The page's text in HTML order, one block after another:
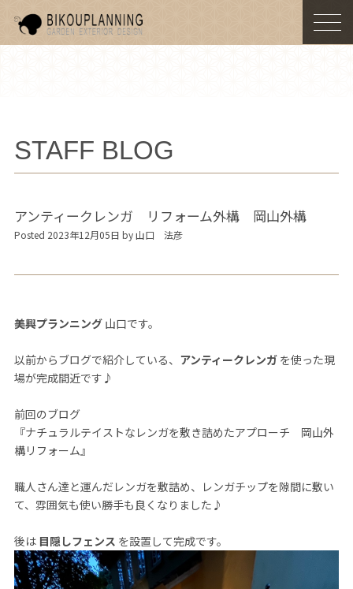
STAFF BLOG
アンティークレンガ リフォーム外構 岡山外構
Posted 2023年12月05日 by 山口 法彦
美興プランニング山口です。
以前からブログで紹介している、 アンティークレンガを使った現
場が完成間近です♪
前回のブログ
『ナチュラルテイストなレンガを敷き詰めたアプローチ 岡山外
構リフォーム』
職人さん達と運んだレンガを敷詰め、レンガチップを隙間に敷い
て、雰囲気も使い勝手も良くなりました♪
後は 目隠しフェンス を設置して完成です。